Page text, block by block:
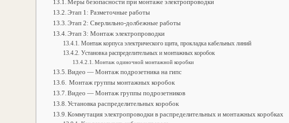
Меры безопасности при монтаже электропроводки
Этап 1: Разметочные работы
Этап 2: Сверлильно-долбежные работы
Этап 3: Монтаж электропроводки
Монтаж корпуса электрического щита, прокладка кабельных линий
Установка распределительных и монтажных коробок
Монтаж одиночной монтажной коробки
Видео — Монтаж подрозетника на гипс
Монтаж группы монтажных коробок
Видео — Монтаж группы подрозетников
Установка распределительных коробок
Коммутация электропроводки в распределительных и монтажных коробках